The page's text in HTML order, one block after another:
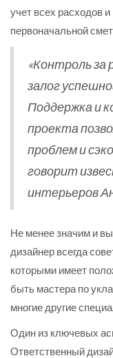
учет всех расходов
первоначальной
«Контроль за
залог
Поддержка и
проекта
проблем и
говорит
интерьеров
Не менее значим и
дизайнер всегда
которыми имеет
быть мастера по
многие другие
Один из ключевых
Ответственный